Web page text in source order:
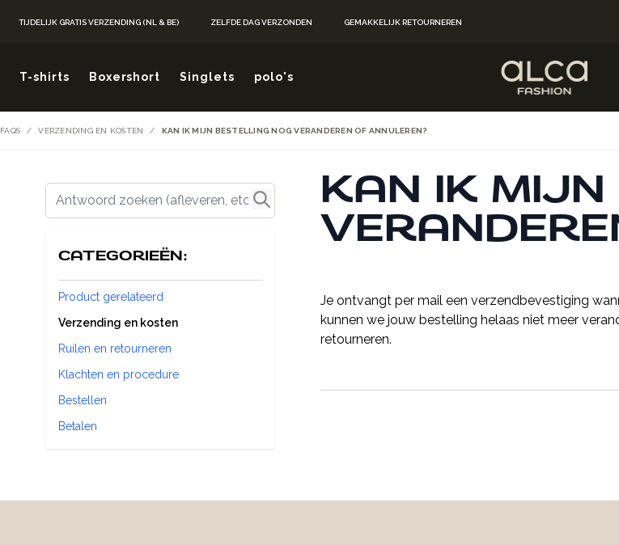
TIJDELIJK GRATIS VERZENDING (NL & BE) ZELFDE DAG VERZONDEN GEMAKKELIJK RETOURNEREN
T-shirts Boxershort Singlets polo's
FAQS / VERZENDING EN KOSTEN / KAN IK MIJN BESTELLING NOG VERANDEREN OF ANNULEREN?
KAN IK MIJN
Je ontvangt per mail een verzendbevestiging
kunnen we jouw bestelling helaas niet meer
retourneren.
Antwoord zoeken (afleveren, etc.)
CATEGORIEËN:
Product gerelateerd
Verzending en kosten
Ruilen en retourneren
Klachten en procedure
Bestellen
Betalen